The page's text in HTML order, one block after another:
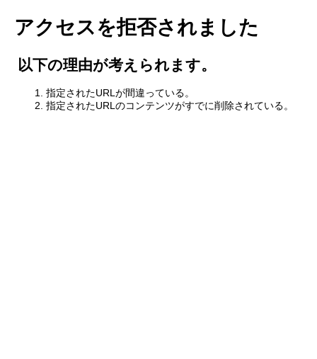
アクセスを拒否されました
以下の理由が考えられます。
指定されたURLが間違っている。
指定されたURLのコンテンツがすでに削除されている。